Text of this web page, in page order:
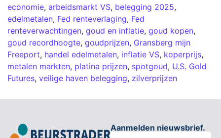
economie, arbeidsmarkt VS, belegging 2025,
edelmetalen, Fed renteverlaging, Fed
renteverwachtingen, goud en inflatie, goud kopen,
goud recordhoogte, goudprijzen, Gransberg mijn
Freeport, handel edelmetalen, inflatie VS, koperprijs,
metalen markten, platina prijzen, spotgoud, U.S. Gold
Futures, veilige haven belegging, zilverprijzen
Aanmelden nieuwsbrief.